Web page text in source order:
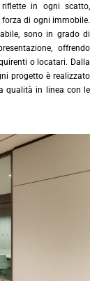
in ogni scatto,
di ogni immobile.
sono in grado di
offrendo
o locatari. Dalla
progetto è realizzato
qualità in linea con le